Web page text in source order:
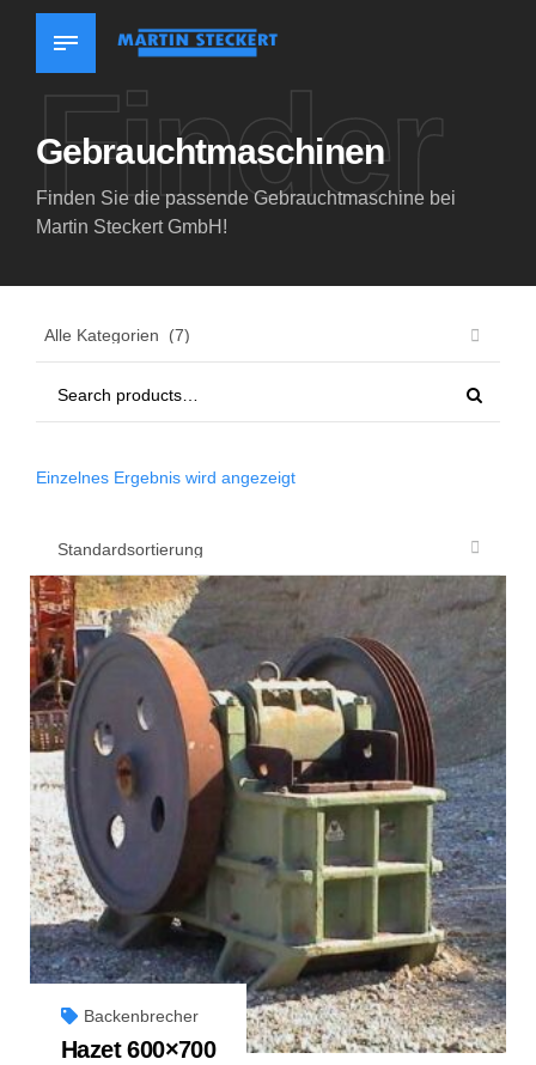
Gebrauchtmaschinen
Finder
Finden Sie die passende Gebrauchtmaschine bei
Martin Steckert GmbH!
Einzelnes Ergebnis wird angezeigt
Backenbrecher
Hazet 600×700